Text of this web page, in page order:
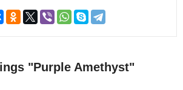
"Purple Amethyst"